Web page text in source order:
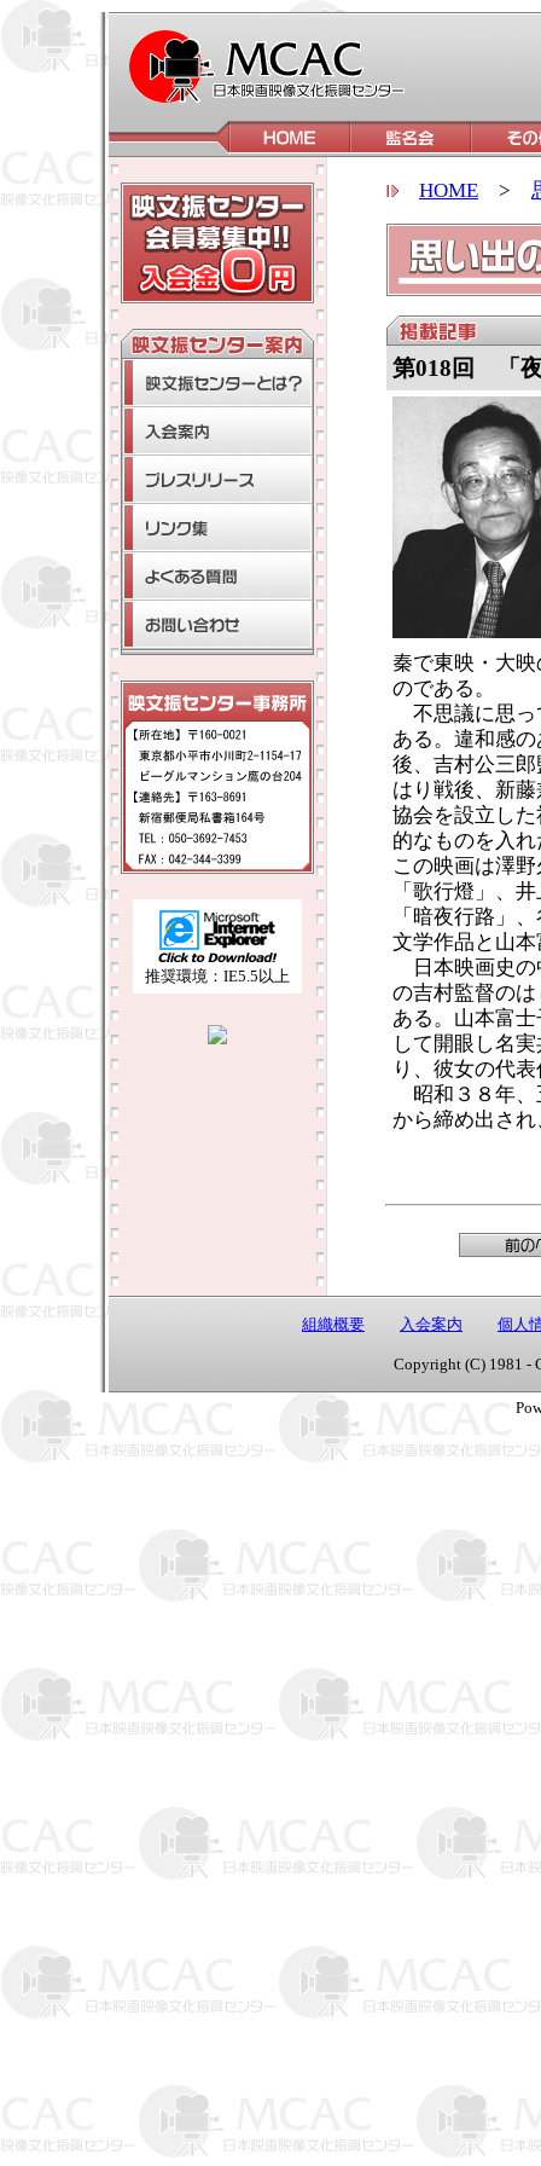
推奨環境：IE5.5以上
HOME >
第018回 「
秦で東映・大
のである。
不思議に思っ
ある。違和感
後、吉村公三
はり戦後、新
協会を設立し
的なものを入
この映画は澤
「歌行燈」、
「暗夜行路」
文学作品と山
日本映画史の
の吉村監督の
ある。山本富
して開眼し名
り、彼女の代
昭和３８年、
から締め出さ
組織概要 入会案内 個人
Copyright (C) 1981 -